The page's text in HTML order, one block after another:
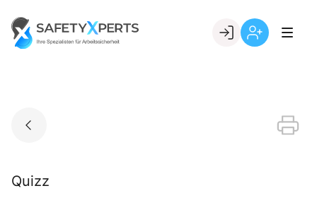
content
Go to landing page.
Quizz